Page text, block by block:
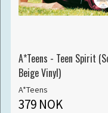
A*Teens - Teen Spirit
Beige Vinyl)
A*Teens
379 NOK